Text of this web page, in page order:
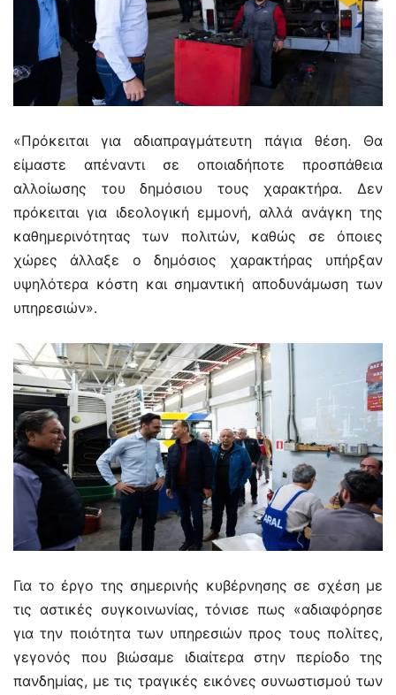
«Πρόκειται για αδιαπραγμάτευτη πάγια θέση. Θα
είμαστε απέναντι σε οποιαδήποτε προσπάθεια
αλλοίωσης του δημόσιου τους χαρακτήρα. Δεν
πρόκειται για ιδεολογική εμμονή, αλλά ανάγκη της
καθημερινότητας των πολιτών, καθώς σε όποιες
χώρες άλλαξε ο δημόσιος χαρακτήρας υπήρξαν
υψηλότερα κόστη και σημαντική αποδυνάμωση των
υπηρεσιών».
Για το έργο της σημερινής κυβέρνησης σε σχέση με
τις αστικές συγκοινωνίας, τόνισε πως «αδιαφόρησε
για την ποιότητα των υπηρεσιών προς τους πολίτες,
γεγονός που βιώσαμε ιδιαίτερα στην περίοδο της
πανδημίας, με τις τραγικές εικόνες συνωστισμού των